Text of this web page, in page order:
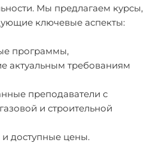
Мы предлагаем курсы,
ключевые аспекты:
программы,
актуальным требованиям
преподаватели с
и строительной
доступные цены.